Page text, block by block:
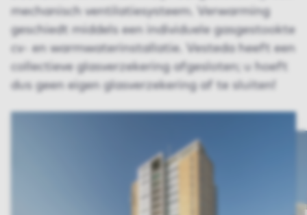
mechanisch ventilatiesysteem. Verwarming
geschiedt middels een individuele gasgestookte
cv- en warmwaterinstallatie. Vesteda heeft een
collectieve glasverzekering afgesloten; u hoeft
dus geen eigen glasverzekering af te sluiten!